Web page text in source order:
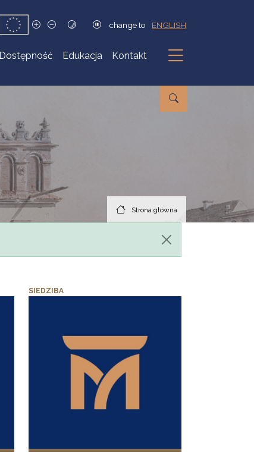
change to ENGLISH
Dostępność Edukacja Kontakt
Podmenu
Strona główna
SIEDZIBA